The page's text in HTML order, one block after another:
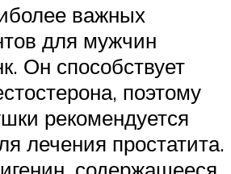
важных
для мужчин
Он способствует
поэтому
рекомендуется
лечения простатита.
содержащееся